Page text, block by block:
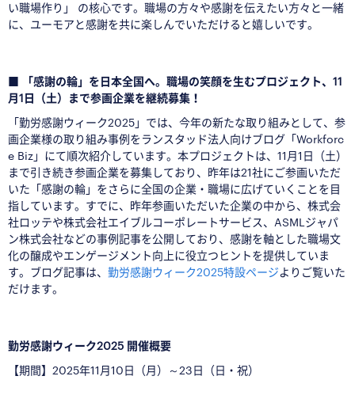
い職場作り」 の核心です。職場の方々や感謝を伝えたい方々と一緒
に、ユーモアと感謝を共に楽しんでいただけると嬉しいです。
■ 「感謝の輪」を日本全国へ。職場の笑顔を生むプロジェクト、11
月1日（土）まで参画企業を継続募集！
「勤労感謝ウィーク2025」では、今年の新たな取り組みとして、参
画企業様の取り組み事例をランスタッド法人向けブログ「Workforc
e Biz」にて順次紹介しています。本プロジェクトは、11月1日（土）
まで引き続き参画企業を募集しており、昨年は21社にご参画いただ
いた「感謝の輪」をさらに全国の企業・職場に広げていくことを目
指しています。すでに、昨年参画いただいた企業の中から、株式会
社ロッテや株式会社エイブルコーポレートサービス、ASMLジャパ
ン株式会社などの事例記事を公開しており、感謝を軸とした職場文
化の醸成やエンゲージメント向上に役立つヒントを提供していま
す。ブログ記事は、 勤労感謝ウィーク2025特設ページよりご覧いた
だけます。
勤労感謝ウィーク2025 開催概要
【期間】2025年11月10日（月）～23日（日・祝）